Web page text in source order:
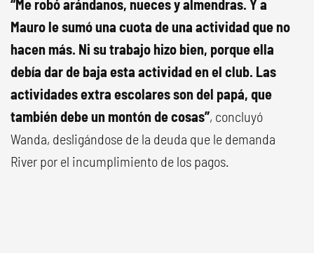
“Me robó arándanos, nueces y almendras. Y a
Mauro le sumó una cuota de una actividad que no
hacen más. Ni su trabajo hizo bien, porque ella
debía dar de baja esta actividad en el club. Las
actividades extra escolares son del papá, que
también debe un montón de cosas”, concluyó
Wanda, desligándose de la deuda que le demanda
River por el incumplimiento de los pagos.